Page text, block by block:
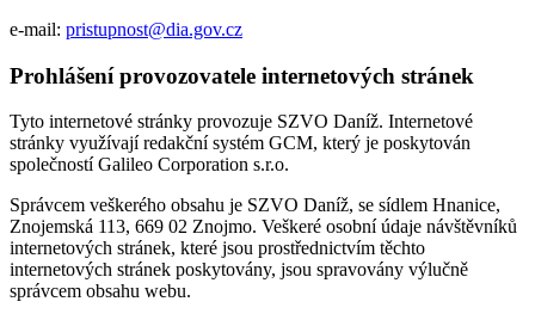
e-mail: pristupnost@dia.gov.cz
Prohlášení provozovatele internetových stránek
Tyto internetové stránky provozuje SZVO Daníž. Internetové
stránky využívají redakční systém GCM, který je poskytován
společností Galileo Corporation s.r.o.
Správcem veškerého obsahu je SZVO Daníž, se sídlem Hnanice,
Znojemská 113, 669 02 Znojmo. Veškeré osobní údaje návštěvníků
internetových stránek, které jsou prostřednictvím těchto
internetových stránek poskytovány, jsou spravovány výlučně
správcem obsahu webu.